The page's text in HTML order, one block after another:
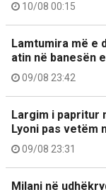
10/08 00:15
Lamtumira më e
atin në banesën
09/08 23:42
Largim i papritur
Lyoni pas vetëm
09/08 23:31
Milani në